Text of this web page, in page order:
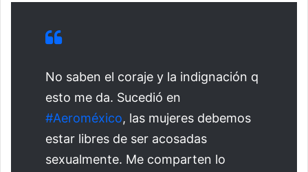
No saben el coraje y la indignación q
esto me da. Sucedió en
#Aeroméxico, las mujeres debemos
estar libres de ser acosadas
sexualmente. Me comparten lo